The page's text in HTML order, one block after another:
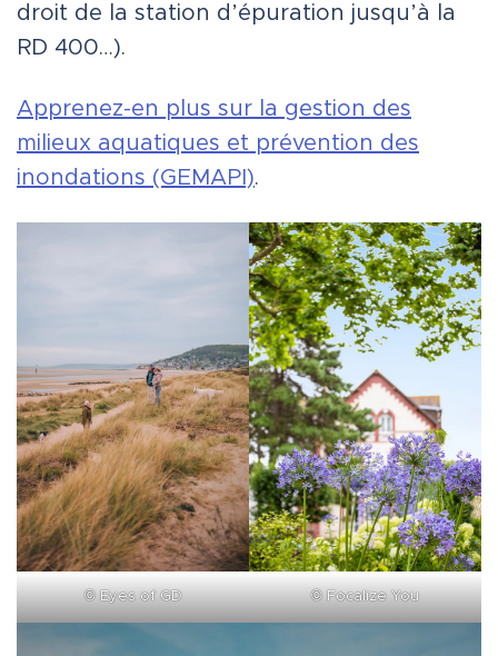
droit de la station d’épuration jusqu’à la
RD 400…).
Apprenez-en plus sur la gestion des
milieux aquatiques et prévention des
inondations (GEMAPI).
©Eyes of GD © Focalize You